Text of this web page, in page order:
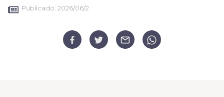
Publicado: 2026/06/2